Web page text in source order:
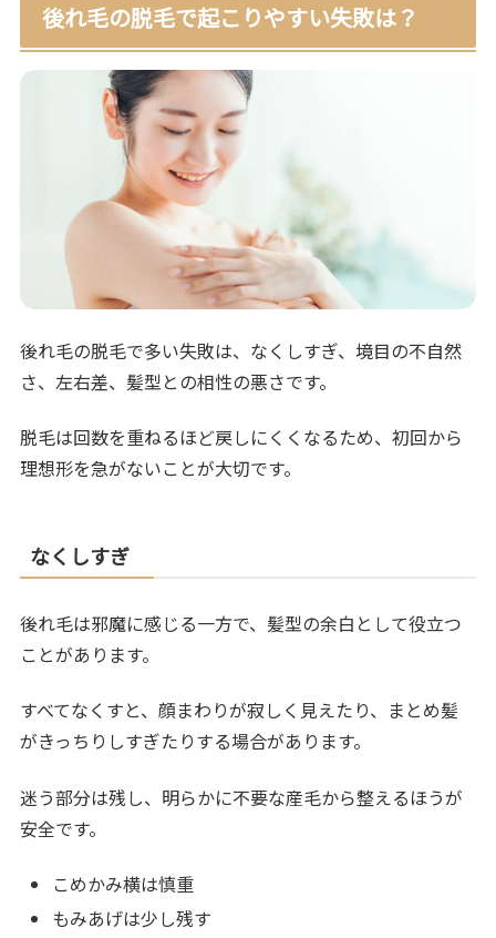
後れ毛の脱毛で起こりやすい失敗は？
後れ毛の脱毛で多い失敗は、なくしすぎ、境目の不自然
さ、左右差、髪型との相性の悪さです。
脱毛は回数を重ねるほど戻しにくくなるため、初回から
理想形を急がないことが大切です。
なくしすぎ
後れ毛は邪魔に感じる一方で、髪型の余白として役立つ
ことがあります。
すべてなくすと、顔まわりが寂しく見えたり、まとめ髪
がきっちりしすぎたりする場合があります。
迷う部分は残し、明らかに不要な産毛から整えるほうが
安全です。
こめかみ横は慎重
もみあげは少し残す